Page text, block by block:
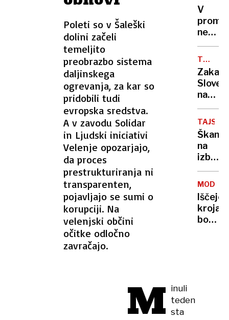
Poleti so v Šaleški
dolini začeli
temeljito
preobrazbo sistema
daljinskega
ogrevanja, za kar so
pridobili tudi
evropska sredstva.
A v zavodu Solidar
in Ljudski iniciativi
Velenje opozarjajo,
da proces
prestrukturiranja ni
transparenten,
pojavljajo se sumi o
korupciji. Na
velenjski občini
očitke odločno
zavračajo.
M inuli
teden
sta
Bruslju
V
v
Novem
mestu
umrla
peška
TUJI
MEDIJI
Zakaj
tuje
medije
TAJSKA
na
izboru
za
Miss
MODA
Iščejo
bo